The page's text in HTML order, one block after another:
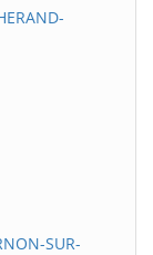
SUR-